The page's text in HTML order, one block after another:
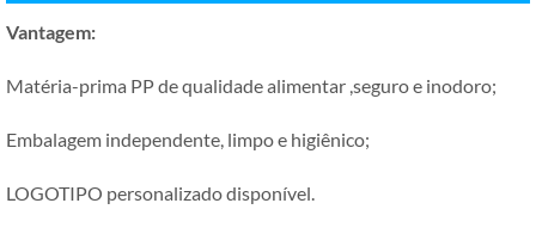
Vantagem:
Matéria-prima PP de qualidade alimentar ,seguro e inodoro;
Embalagem independente, limpo e higiênico;
LOGOTIPO personalizado disponível.